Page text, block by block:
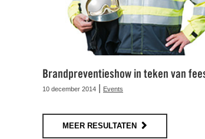
Brandpreventieshow in teken van
10 december 2014 Events
MEER RESULTATEN